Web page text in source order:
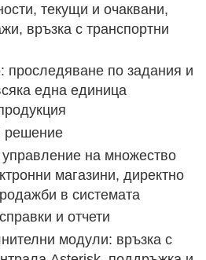
текущи и очаквани,
връзка с транспортни
проследяване по задания и
една единица
решение
на множество
магазини, директно
в системата
и отчети
модули: връзка с